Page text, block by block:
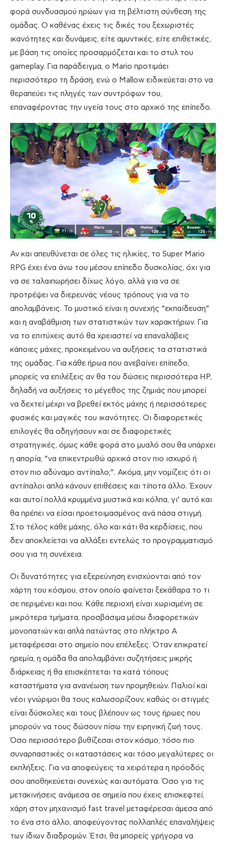
φορά συνδυασμού ηρώων για τη βέλτιστη σύνθεση της
ομάδας. Ο καθένας έχεις τις δικές του ξεχωριστές
ικανότητες και δυνάμεις, είτε αμυντικές, είτε επιθετικές,
με βάση τις οποίες προσαρμόζεται και το στυλ του
gameplay. Για παράδειγμα, ο Mario προτιμάει
περισσότερο τη δράση, ενώ ο Mallow ειδικεύεται στο να
θεραπεύει τις πληγές των συντρόφων του,
επαναφέροντας την υγεία τους στο αρχικό της επίπεδο.
Αν και απευθύνεται σε όλες τις ηλικίες, το Super Mario
RPG έχει ένα άνω του μέσου επίπεδο δυσκολίας, όχι για
να σε ταλαιπωρήσει δίχως λόγο, αλλά για να σε
προτρέψει να διερευνάς νέους τρόπους για να το
απολαμβάνεις. Το μυστικό είναι η συνεχής “εκπαίδευση”
και η αναβάθμιση των στατιστικών των χαρακτήρων. Για
να το επιτύχεις αυτό θα χρειαστεί να επαναλάβεις
κάποιες μάχες, προκειμένου να αυξήσεις τα στατιστικά
της ομάδας. Για κάθε ήρωα που ανεβαίνει επίπεδο,
μπορείς να επιλέξεις αν θα του δώσεις περισσότερα HP,
δηλαδή να αυξήσεις το μέγεθος της ζημιάς που μπορεί
να δεχτεί μέχρι να βρεθεί εκτός μάχης ή περισσότερες
φυσικές και μαγικές του ικανότητες. Οι διαφορετικές
επιλογές θα οδηγήσουν και σε διαφορετικές
στρατηγικές, όμως κάθε φορά στο μυαλό σου θα υπάρχει
η απορία, “να επικεντρωθώ αρχικά στον πιο ισχυρό ή
στον πιο αδύναμο αντίπαλο;”. Ακόμα, μην νομίζεις ότι οι
αντίπαλοι απλά κάνουν επιθέσεις και τίποτα άλλο. Έχουν
και αυτοί πολλά κρυμμένα μυστικά και κόλπα, γι’ αυτό και
θα πρέπει να είσαι προετοιμασμένος ανά πάσα στιγμή.
Στο τέλος κάθε μάχης, όλο και κάτι θα κερδίσεις, που
δεν αποκλείεται να αλλάξει εντελώς το προγραμματισμό
σου για τη συνέχεια.
Οι δυνατότητες για εξερεύνηση ενισχύονται από τον
χάρτη του κόσμου, στον οποίο φαίνεται ξεκάθαρα το τι
σε περιμένει και που. Κάθε περιοχή είναι χωρισμένη σε
μικρότερα τμήματα, προσβάσιμα μέσω διαφορετικών
μονοπατιών και απλά πατώντας στο πλήκτρο Α
μεταφέρεσαι στο σημείο που επέλεξες. Όταν επικρατεί
ηρεμία, η ομάδα θα απολαμβάνει συζητήσεις μικρής
διάρκειας ή θα επισκέπτεται τα κατά τόπους
καταστήματα για ανανέωση των προμηθειών. Παλιοί και
νέοι γνώριμοι θα τους καλωσορίζουν, καθώς οι στιγμές
είναι δύσκολες και τους βλέπουν ως τους ήρωες που
μπορούν να τους δώσουν πίσω την ειρηνική ζωή τους.
Όσο περισσότερο βυθίζεσαι στον κόσμο, τόσο πιο
συναρπαστικές οι καταστάσεις και τόσο μεγαλύτερες οι
εκπλήξεις. Για να αποφεύγεις τα χειρότερα η πρόοδός
σου αποθηκεύεται συνεχώς και αυτόματα. Όσο για τις
μετακινήσεις ανάμεσα σε σημεία που έχεις επισκεφτεί,
χάρη στον μηχανισμό fast travel μεταφέρεσαι άμεσα από
το ένα στο άλλο, αποφεύγοντας πολλαπλές επαναλήψεις
των ίδιων διαδρομών. Έτσι, θα μπορείς γρήγορα να